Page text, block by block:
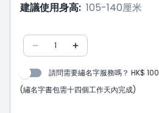
建議使用身高: 105-140厘米
1
請問需要繡名字服務嗎？ HK$ 100
(繡名字書包需十四個工作天內完成)